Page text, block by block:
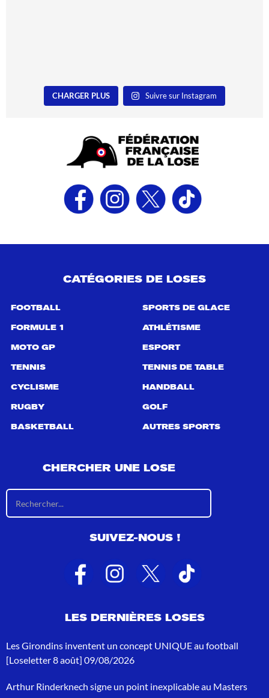
CHARGER PLUS Suivre sur Instagram
CATÉGORIES DE LOSES
FOOTBALL
FORMULE 1
MOTO GP
TENNIS
CYCLISME
RUGBY
BASKETBALL
SPORTS DE GLACE
ATHLÉTISME
ESPORT
TENNIS DE TABLE
HANDBALL
GOLF
AUTRES SPORTS
CHERCHER UNE LOSE
s
l
a
t
s
r
c
e
c
SUIVEZ-NOUS !
LES DERNIÈRES LOSES
Les Girondins inventent un concept UNIQUE au football
[Loseletter 8 août] 09/08/2026
Arthur Rinderknech signe un point inexplicable au Masters